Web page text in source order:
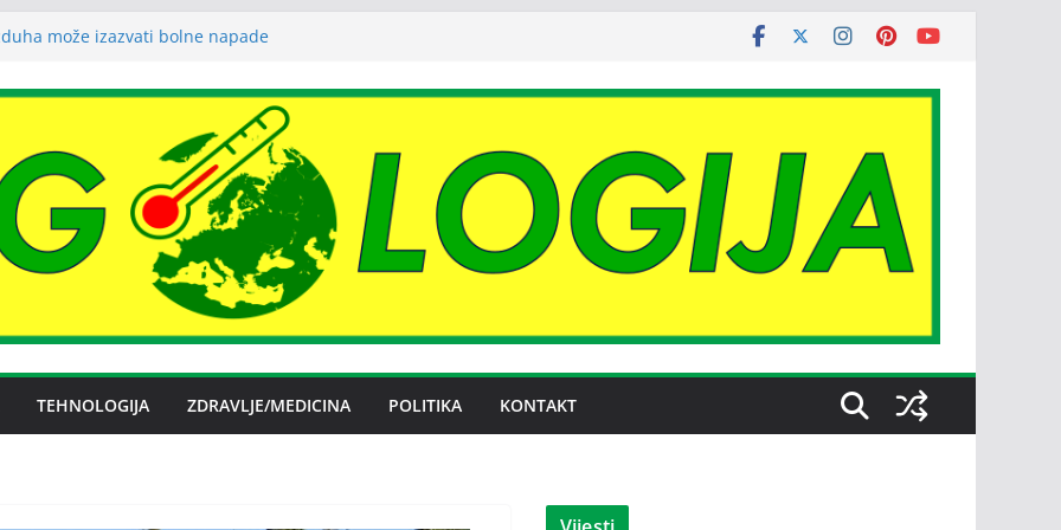
može izazvati bolne napade
spor RiTE Ugljevik i Elektrogospodarstva
razmatraće izmjene zakona o porezu na
struje ljeti dostigla zimski nivo
TEHNOLOGIJA ZDRAVLJE/MEDICINA POLITIKA KONTAKT